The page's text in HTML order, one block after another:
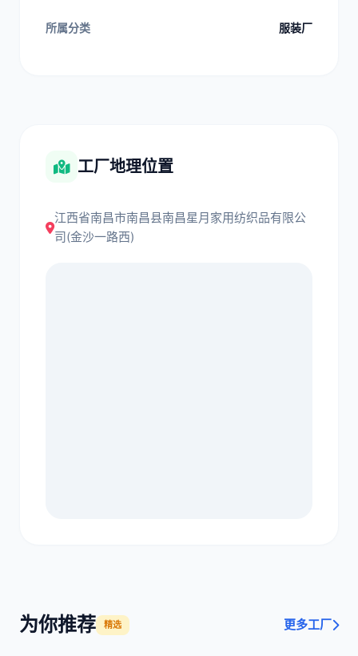
所属分类 服装厂
工厂地理位置
江西省南昌市南昌县南昌星月家用纺织品有限公
司(金沙一路西)
为你推荐 精选 更多工厂